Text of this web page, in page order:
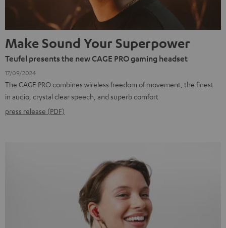
Make Sound Your Superpower
Teufel presents the new CAGE PRO gaming headset
17/09/2024
The CAGE PRO combines wireless freedom of movement, the finest
in audio, crystal clear speech, and superb comfort
press release (PDF)